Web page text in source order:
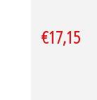
€17,15